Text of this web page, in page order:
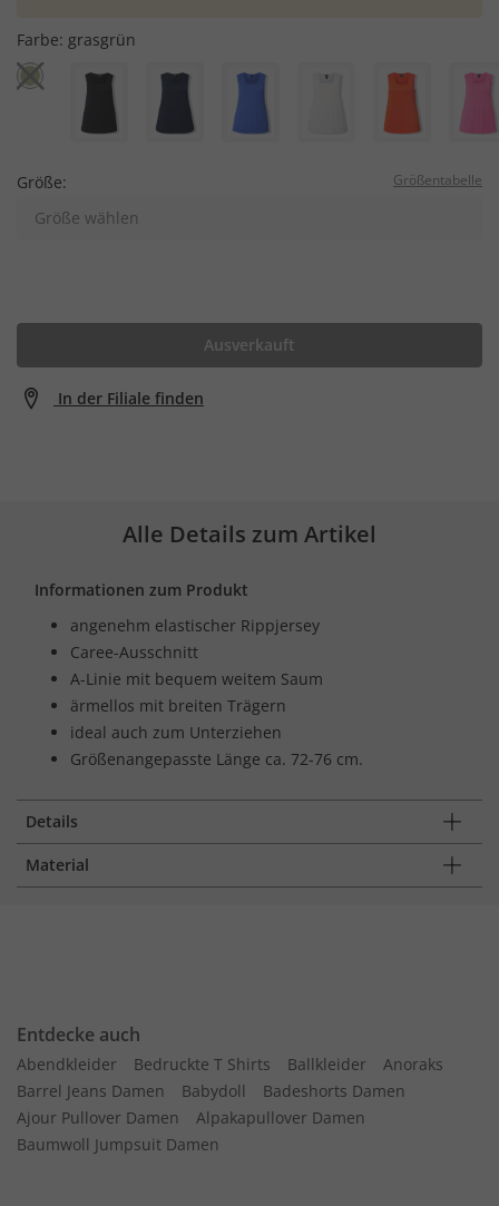
Farbe: grasgrün
Größe: Größentabelle
Größe wählen
Ausverkauft
In der Filiale finden
Alle Details zum Artikel
Informationen zum Produkt
angenehm elastischer Rippjersey
Caree-Ausschnitt
A-Linie mit bequem weitem Saum
ärmellos mit breiten Trägern
ideal auch zum Unterziehen
Größenangepasste Länge ca. 72-76 cm.
Details
Material
Entdecke auch
Abendkleider Bedruckte T Shirts Ballkleider
Anoraks
Barrel Jeans Damen
Babydoll
Badeshorts Damen
Ajour Pullover Damen
Alpakapullover Damen
Baumwoll Jumpsuit Damen